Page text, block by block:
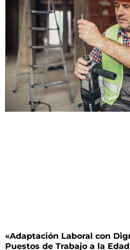
«Adaptación Laboral con
Puestos de Trabajo a la